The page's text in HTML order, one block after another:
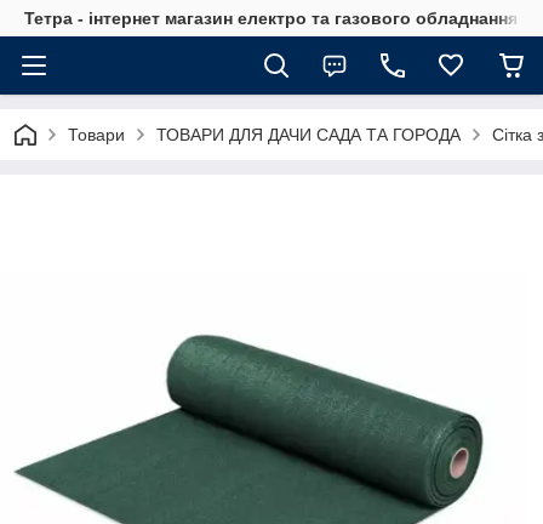
Тетра - інтернет магазин електро та газового обладнання,
Товари ТОВАРИ ДЛЯ ДАЧИ САДА ТА ГОРОДА Сітка